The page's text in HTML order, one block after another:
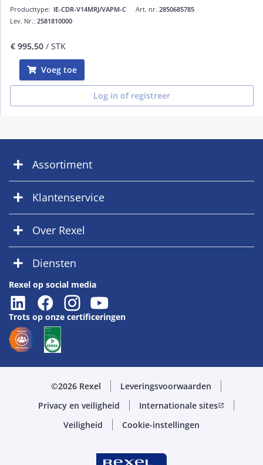
Art. nr. 2850685785
Producttype: IE-CDR-V14MRJ/VAPM-C
Lev. Nr.: 2581810000
€ 995,50 / STK
Voeg toe
Log in of registreer
Assortiment
Klantenservice
Over Rexel
Diensten
Rexel op social media
Trots op onze certificeringen
©2026 Rexel
Leveringsvoorwaarden
Privacy en veiligheid
Internationale sitesopen_in_new
Veiligheid Cookie-instellingen